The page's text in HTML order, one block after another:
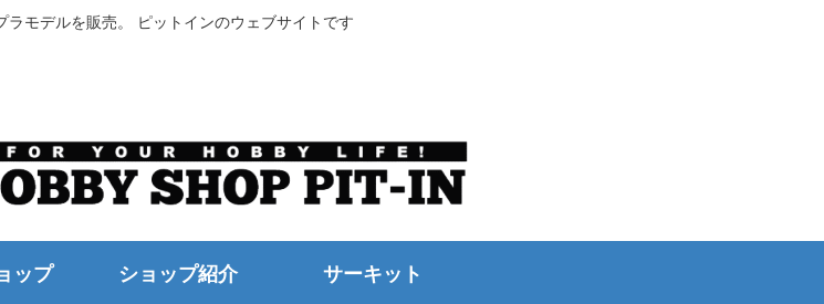
ラモデルを販売。 ピットインのウェブサイトです
ップ ショップ紹介 サーキット